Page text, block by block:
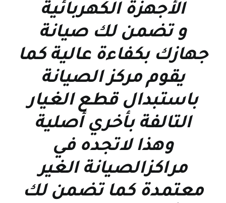
الأجهزة الكهربائية
و تضمن لك صيانة
جهازك بكفاءة عالية كما
يقوم مركز الصيانة
باستبدال قطع الغيار
التالفة بأخري أصلية
وهذا لاتجده في
مراكزالصيانة الغير
معتمدة كما تضمن لك